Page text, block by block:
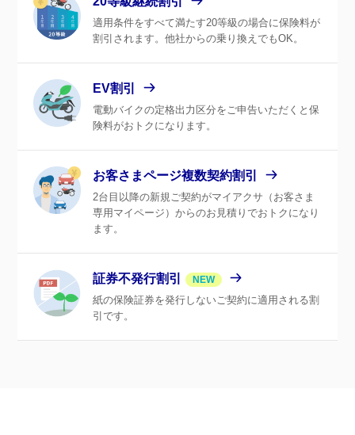
適用条件をすべて満たす20等級の場合に保険料が
割引されます。他社からの乗り換えでもOK。
EV割引
電動バイクの定格出力区分をご申告いただくと保
険料がおトクになります。
お客さまページ複数契約割引
2台目以降の新規ご契約がマイアクサ（お客さま
専用マイページ）からのお見積りでおトクになり
ます。
証券不発行割引 NEW
紙の保険証券を発行しないご契約に適用される割
引です。